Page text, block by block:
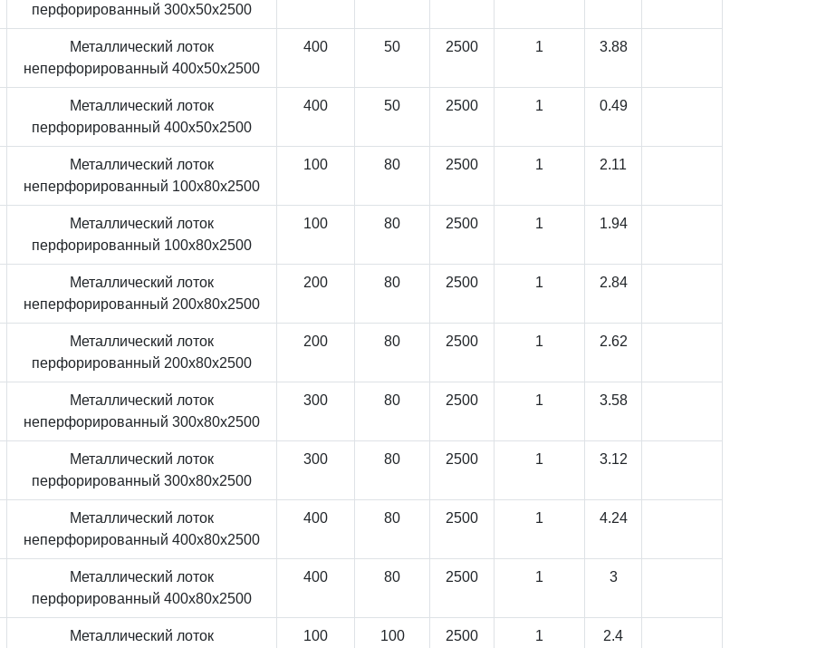
перфорированный 300x50x2500
Металлический лоток
неперфорированный 400x50x2500
400 50 2500 1 3.88
Металлический лоток
перфорированный 400x50x2500
400 50 2500 1 0.49
Металлический лоток
неперфорированный 100x80x2500
100 80 2500 1 2.11
Металлический лоток
перфорированный 100x80x2500
100 80 2500 1 1.94
Металлический лоток
неперфорированный 200x80x2500
200 80 2500 1 2.84
Металлический лоток
перфорированный 200x80x2500
200 80 2500 1 2.62
Металлический лоток
неперфорированный 300x80x2500
300 80 2500 1 3.58
Металлический лоток
перфорированный 300x80x2500
300 80 2500 1 3.12
Металлический лоток
неперфорированный 400x80x2500
400 80 2500 1 4.24
Металлический лоток
перфорированный 400x80x2500
400 80 2500 1 3
Металлический лоток
100 100 2500 1 2.4